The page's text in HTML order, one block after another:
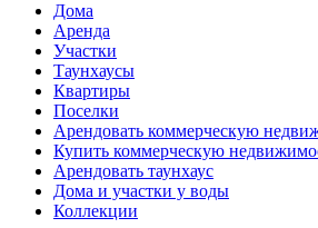
Дома
Аренда
Участки
Таунхаусы
Квартиры
Поселки
Арендовать коммерческую
Купить коммерческую
Арендовать таунхаус
Дома и участки у воды
Коллекции